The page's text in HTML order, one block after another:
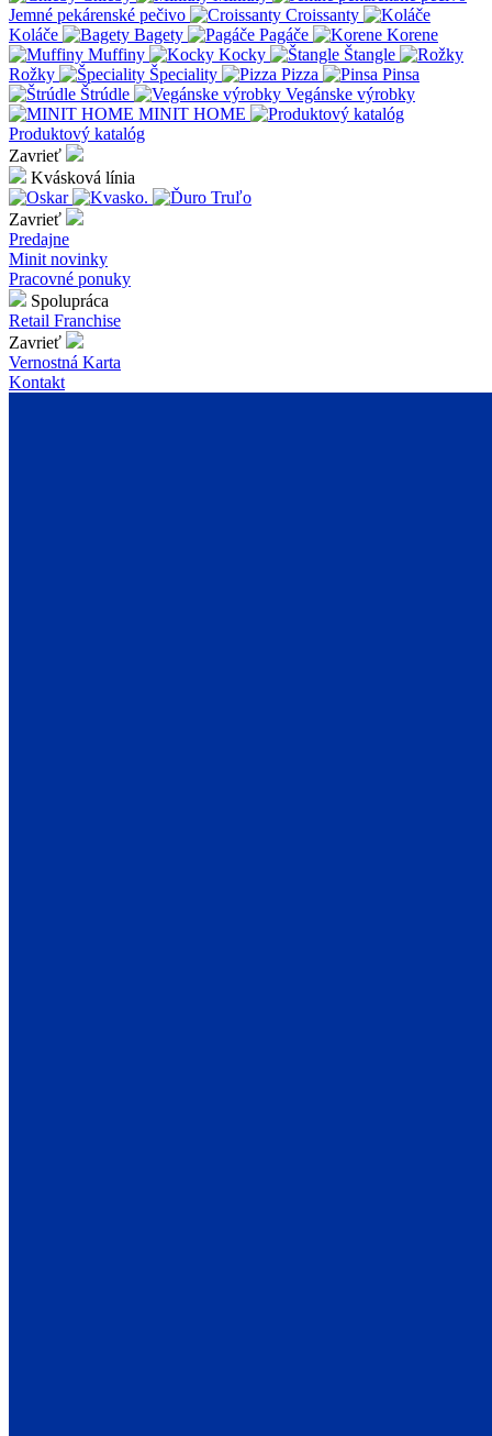
Jemné pekárenské pečivo
Croissanty
Koláče
Bagety Pagáče
Korene
Muffiny
Kocky
Štangle
Rožky
Špeciality Pizza
Pinsa
Štrúdle
Vegánske výrobky
MINIT HOME
Produktový katalóg
Zavrieť
Kvásková línia
Zavrieť
Predajne
Minit novinky
Pracovné ponuky
Spolupráca
Retail Franchise
Zavrieť
Vernostná Karta
Kontakt